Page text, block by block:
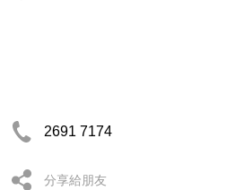
2691 7174
分享給朋友